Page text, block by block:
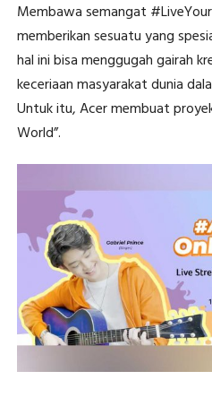
Membawa semangat
memberikan sesuatu yang
hal ini bisa menggugah gairah
keceriaan masyarakat dunia
Untuk itu, Acer membuat
World”.